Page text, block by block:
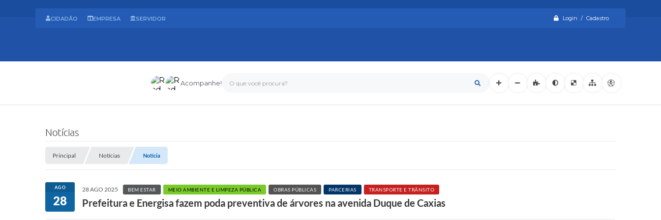
Login / Cadastro
O que você procura?
Acompanhe!
CIDADÃO EMPRESA SERVIDOR
Notícias
Principal Notícias Notícia
AGO
28
28 AGO 2025 BEM ESTAR MEIO AMBIENTE E LIMPEZA PÚBLICA OBRAS PÚBLICAS PARCERIAS TRANSPORTE E TRÂNSITO
Prefeitura e Energisa fazem poda preventiva de árvores na avenida Duque de Caxias